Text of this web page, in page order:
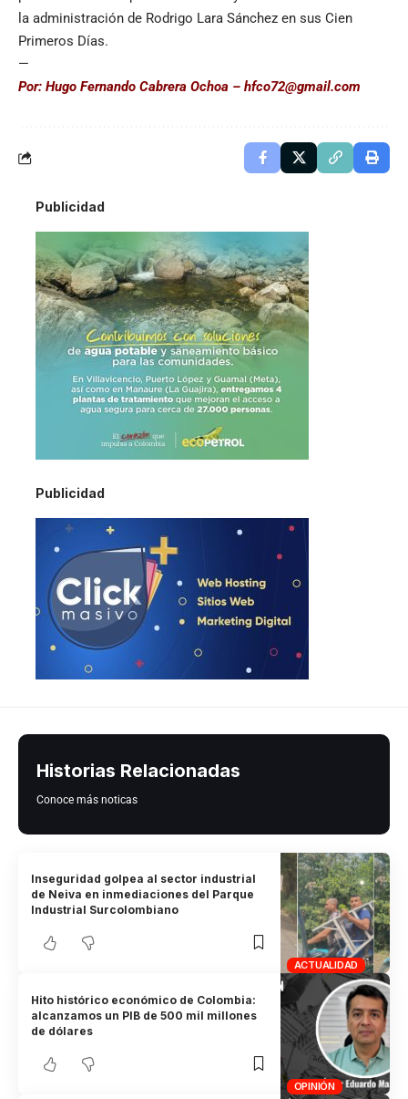
la administración de Rodrigo Lara Sánchez en sus Cien
Primeros Días.
—
Por: Hugo Fernando Cabrera Ochoa – hfco72@gmail.com
Publicidad
Publicidad
Historias Relacionadas
Conoce más noticas
ACTUALIDAD
Inseguridad golpea al sector industrial
de Neiva en inmediaciones del Parque
Industrial Surcolombiano
OPINIÓN
Hito histórico económico de Colombia:
alcanzamos un PIB de 500 mil millones
de dólares